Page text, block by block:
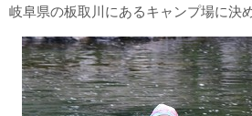
岐阜県の板取川にあるキャンプ場に決